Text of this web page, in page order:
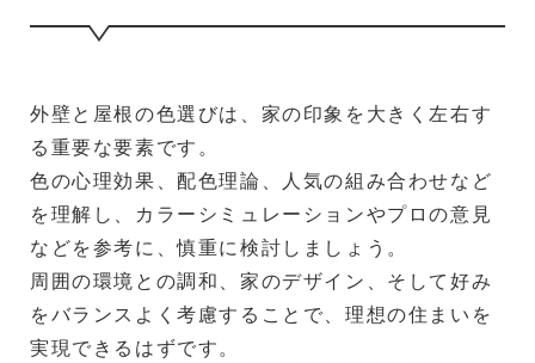
外壁と屋根の色選びは、家の印象を大きく左右す
る重要な要素です。
色の心理効果、配色理論、人気の組み合わせなど
を理解し、カラーシミュレーションやプロの意見
などを参考に、慎重に検討しましょう。
周囲の環境との調和、家のデザイン、そして好み
をバランスよく考慮することで、理想の住まいを
実現できるはずです。